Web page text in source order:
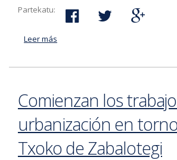
Partekatu:
Leer más
de Ibargarai hacia Urteaga
Comienzan los
urbanización en
Txoko de Zabalotegi